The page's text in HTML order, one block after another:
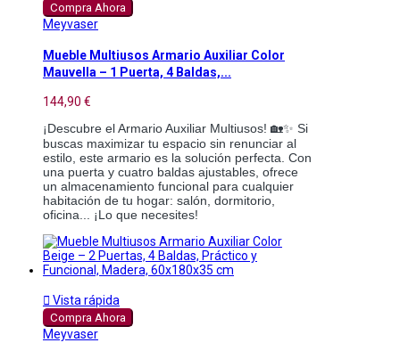
Compra Ahora
Meyvaser
Mueble Multiusos Armario Auxiliar Color
Mauvella – 1 Puerta, 4 Baldas,...
144,90 €
¡Descubre el Armario Auxiliar Multiusos! 🏡✨ Si
buscas maximizar tu espacio sin renunciar al
estilo, este armario es la solución perfecta. Con
una puerta y cuatro baldas ajustables, ofrece
un almacenamiento funcional para cualquier
habitación de tu hogar: salón, dormitorio,
oficina... ¡Lo que necesites!
 Vista rápida
Compra Ahora
Meyvaser